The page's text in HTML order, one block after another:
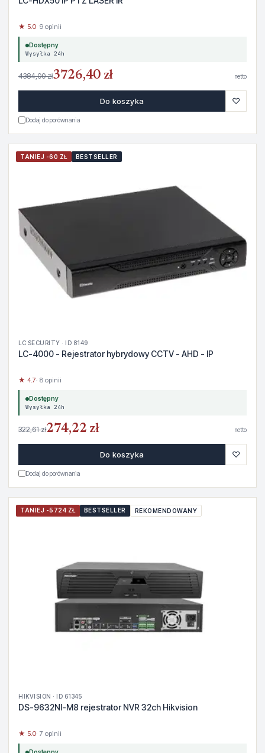
★ 5.0· 9 opinii
Dostępny
Wysyłka 24h
4384,00 zł3726,40 zł netto
Do koszyka ♡
Dodaj do porównania
TANIEJ -60 ZŁ BESTSELLER
LC SECURITY · ID 8149
LC-4000 - Rejestrator hybrydowy CCTV - AHD - IP
★ 4.7· 8 opinii
Dostępny
Wysyłka 24h
322,61 zł274,22 zł netto
Do koszyka ♡
Dodaj do porównania
TANIEJ -5724 ZŁ BESTSELLER REKOMENDOWANY
HIKVISION · ID 61345
DS-9632NI-M8 rejestrator NVR 32ch Hikvision
★ 5.0· 7 opinii